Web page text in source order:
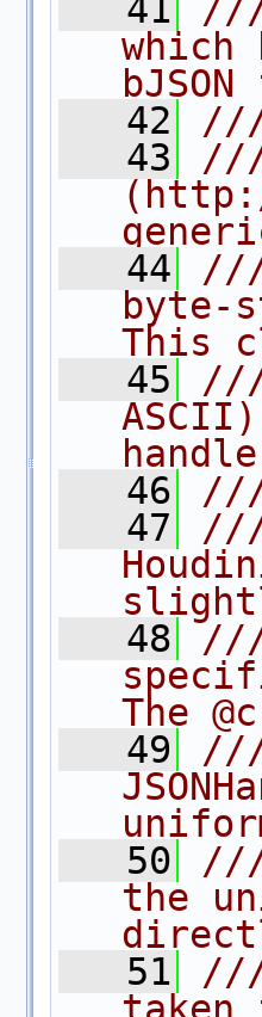
   41
///
which
   42
   43
///
   44
///
byte-
This
   45
///
   46
   47
///
   48
///
The
   49
///
   50
///
the
   51
///